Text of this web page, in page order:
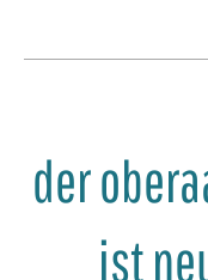
der
ist